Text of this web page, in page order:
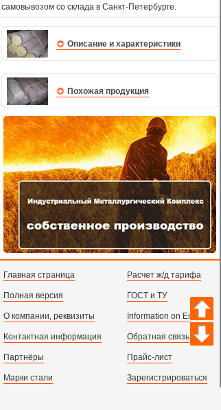
самовывозом со склада в Санкт-Петербурге.
Описание и характеристики
Похожая продукция
Главная страница
Полная версия
О компании, реквизиты
Контактная информация
Партнёры
Марки стали
Расчет ж/д тарифа
ГОСТ и ТУ
Information on English
Обратная связь
Прайс-лист
Зарегистрироваться